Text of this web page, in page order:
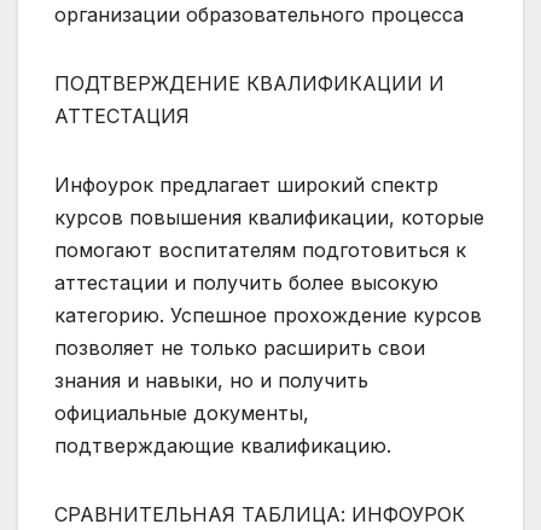
организации образовательного процесса
ПОДТВЕРЖДЕНИЕ КВАЛИФИКАЦИИ И
АТТЕСТАЦИЯ
Инфоурок предлагает широкий спектр
курсов повышения квалификации, которые
помогают воспитателям подготовиться к
аттестации и получить более высокую
категорию. Успешное прохождение курсов
позволяет не только расширить свои
знания и навыки, но и получить
официальные документы,
подтверждающие квалификацию.
СРАВНИТЕЛЬНАЯ ТАБЛИЦА: ИНФОУРОК